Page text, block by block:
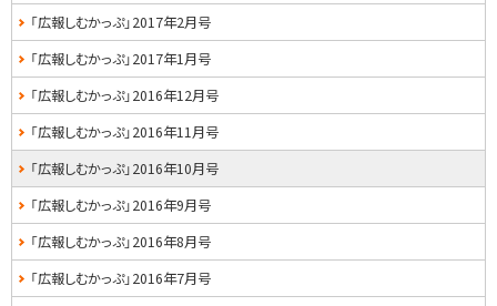
ド
・
メ
ニ
ュ
ー
「広報しむかっぷ」2017年2月号
「広報しむかっぷ」2017年1月号
「広報しむかっぷ」2016年12月号
「広報しむかっぷ」2016年11月号
「広報しむかっぷ」2016年10月号
「広報しむかっぷ」2016年9月号
「広報しむかっぷ」2016年8月号
「広報しむかっぷ」2016年7月号